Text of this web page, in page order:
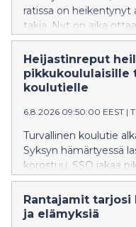
ratissa on heikentynyt
takia. Nyt on aika
jättää puhelin
koululaiset aloittavat
katukuvassa tutuksi
ruokarobotit
liikenteessä on paljon
osallistuu noin 650
kymmenen robottia
alueella.
siirtyminen pois
liikenteessä. – On
koulumatkalle
Heijastinreput
pikkukoululaisille
koulutielle
6.8.2026 09:50:00 EEST |
Turvallinen koulutie
Syksyn hämärtyessä
korostuu. SSO jakaa
turvallisempien
Rantajamit
ja elämyksiä